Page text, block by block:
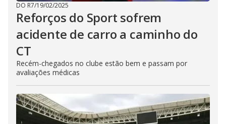
DO R7/19/02/2025
Reforços do Sport sofrem
acidente de carro a caminho do
CT
Recém-chegados no clube estão bem e passam por
avaliações médicas